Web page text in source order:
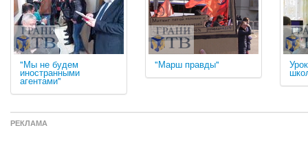
"Мы не будем
иностранными
агентами"
"Марш правды"
РЕКЛАМА